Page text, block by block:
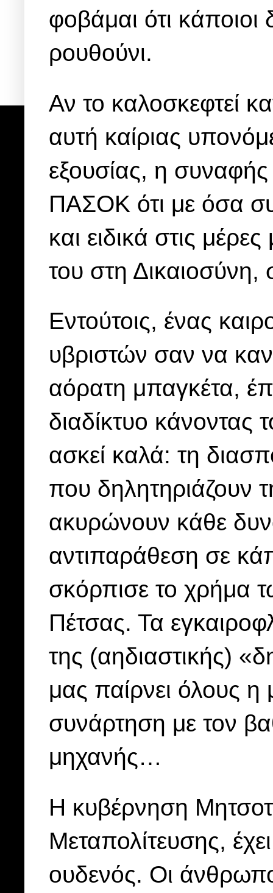
φοβάμαι ότι κάποιοι
ρουθούνι.
Αν το καλοσκεφτεί
αυτή καίριας
εξουσίας, η
ΠΑΣΟΚ ότι με όσα
και ειδικά στις
του στη Δικαιοσύνη,
Εντούτοις, ένας
υβριστών σαν να
αόρατη μπαγκέτα,
διαδίκτυο
ασκεί καλά: τη
που δηλητηριάζουν
ακυρώνουν κάθε
αντιπαράθεση σε
σκόρπισε το χρήμα
Πέτσας. Τα
της (αηδιαστικής)
μας παίρνει όλους η
συνάρτηση με τον
μηχανής…
Η κυβέρνηση
Μεταπολίτευσης,
ουδενός. Οι